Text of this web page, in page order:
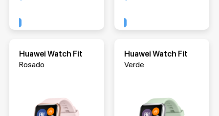
Huawei Watch Fit
Rosado
Huawei Watch Fit
Verde